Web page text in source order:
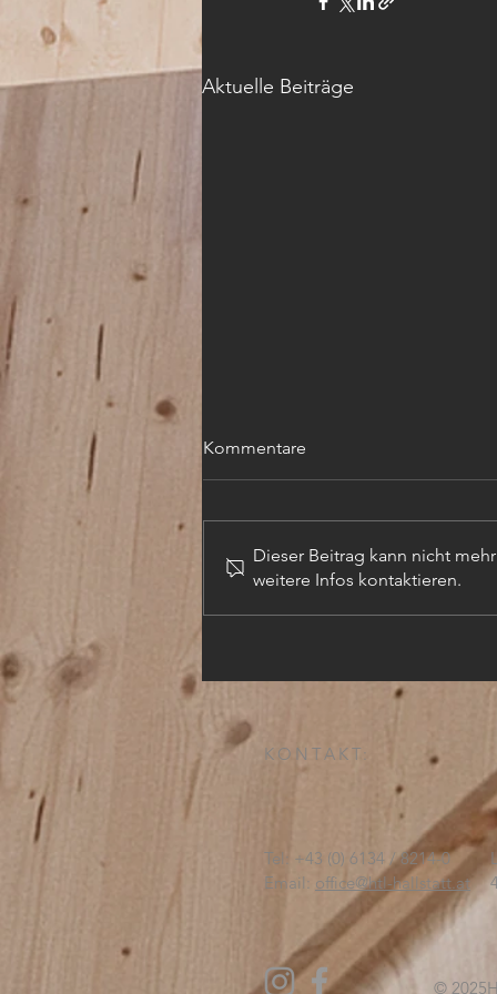
Aktuelle Beiträge
Kommentare
Dieser Beitrag kann nicht
weitere Infos kontaktieren.
KONTAKT:
Tel: +43 (0) 6134 / 8214-0
Email: office@htl-hallstatt.at
© 2025